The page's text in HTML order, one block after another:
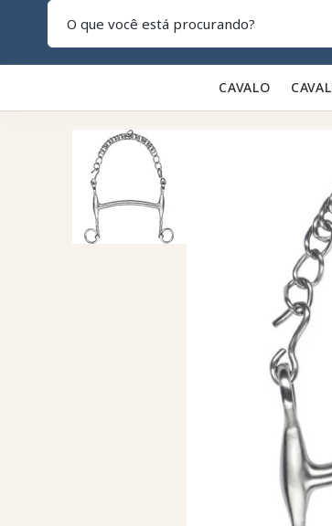
CAVALO 🐎